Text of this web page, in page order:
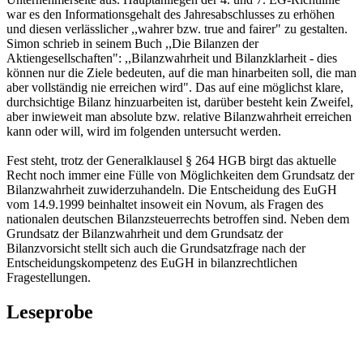
war es den Informationsgehalt des Jahresabschlusses zu erhöhen
und diesen verlässlicher ,,wahrer bzw. true and fairer" zu gestalten.
Simon schrieb in seinem Buch ,,Die Bilanzen der
Aktiengesellschaften": ,,Bilanzwahrheit und Bilanzklarheit - dies
können nur die Ziele bedeuten, auf die man hinarbeiten soll, die man
aber vollständig nie erreichen wird". Das auf eine möglichst klare,
durchsichtige Bilanz hinzuarbeiten ist, darüber besteht kein Zweifel,
aber inwieweit man absolute bzw. relative Bilanzwahrheit erreichen
kann oder will, wird im folgenden untersucht werden.
Fest steht, trotz der Generalklausel § 264 HGB birgt das aktuelle
Recht noch immer eine Fülle von Möglichkeiten dem Grundsatz der
Bilanzwahrheit zuwiderzuhandeln. Die Entscheidung des EuGH
vom 14.9.1999 beinhaltet insoweit ein Novum, als Fragen des
nationalen deutschen Bilanzsteuerrechts betroffen sind. Neben dem
Grundsatz der Bilanzwahrheit und dem Grundsatz der
Bilanzvorsicht stellt sich auch die Grundsatzfrage nach der
Entscheidungskompetenz des EuGH in bilanzrechtlichen
Fragestellungen.
Leseprobe